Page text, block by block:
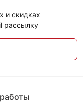
и скидках
рассылку